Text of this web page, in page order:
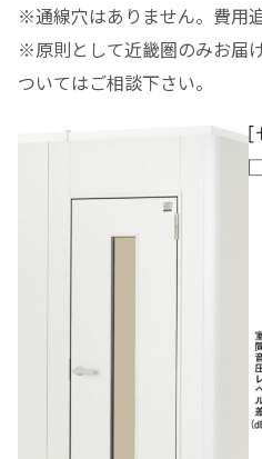
※通線穴はありません。費用
※原則として近畿圏のみお届
ついてはご相談下さい。